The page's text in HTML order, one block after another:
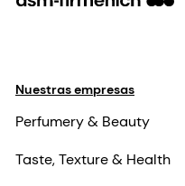
Nuestras empresas
Perfumery & Beauty
Taste, Texture & Health